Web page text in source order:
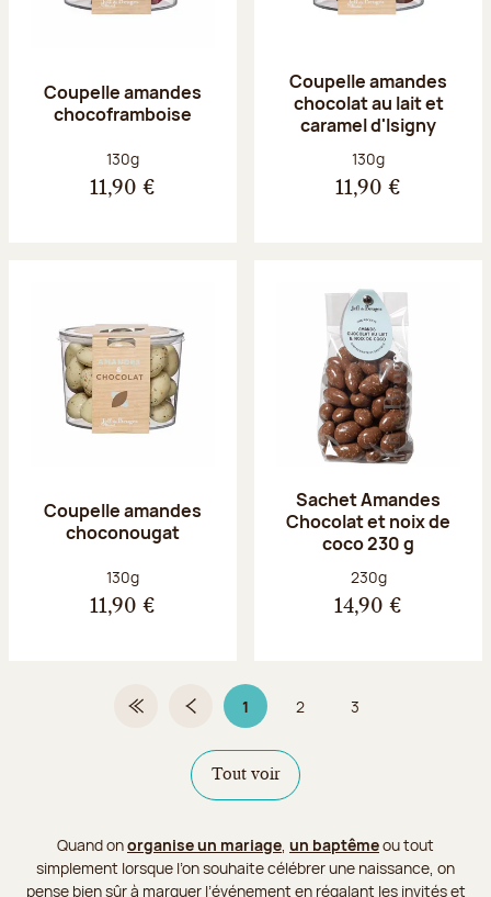
Coupelle amandes
chocoframboise
Poids net :
130g
11,90 €
Coupelle amandes
chocolat au lait et
caramel d'Isigny
Poids net :
130g
11,90 €
Coupelle amandes
choconougat
Poids net :
130g
11,90 €
Sachet Amandes
Chocolat et noix de
coco 230 g
Poids net :
230g
14,90 €
Première pagePage précédente
1Page 1 sur 3
Page
2 Page
3
Tout voir
Quand onorganise un mariage, un baptêmeou tout
simplement lorsque l’on souhaite célébrer une naissance, on
pense bien sûr à marquer l’événement en régalant les invités et